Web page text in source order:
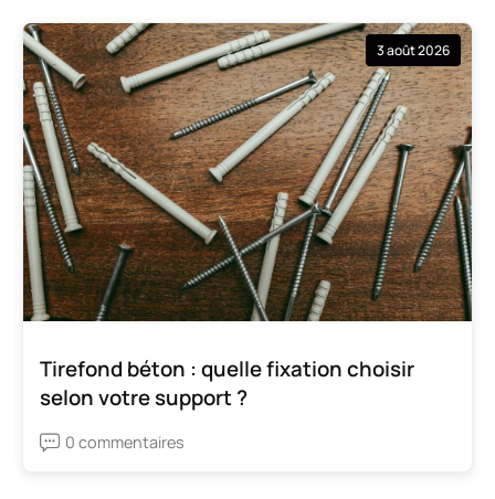
3 août 2026
Tirefond béton : quelle fixation choisir
selon votre support ?
0 commentaires